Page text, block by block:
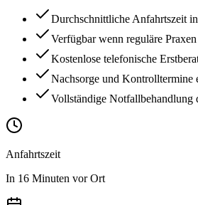
Durchschnittliche Anfahrtszeit
Verfügbar wenn reguläre
Kostenlose telefonische
Nachsorge und Kontrolltermine
Vollständige Notfallbehandlung
Anfahrtszeit
In 16 Minuten vor Ort